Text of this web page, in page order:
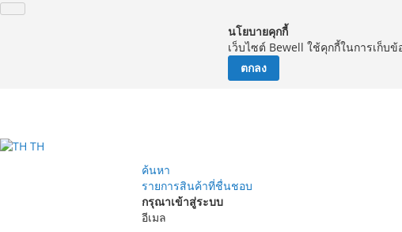
นโยบายคุกกี้
เว็บไซต์ Bewell ใช้คุกกี้ในการเก็บ
ตกลง
TH
ค้นหา
รายการสินค้าที่ชื่นชอบ
กรุณาเข้าสู่ระบบ
อีเมล